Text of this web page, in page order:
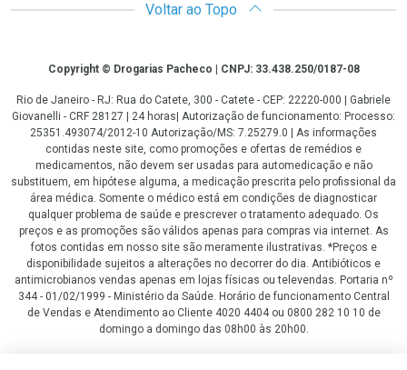
Voltar ao Topo
CopyrightCopyright © Drogarias Pacheco | CNPJ: 33.438.250/0187-08
Rio de Janeiro - RJ: Rua do Catete, 300 - Catete - CEP: 22220-000 | Gabriele
Giovanelli - CRF 28127 | 24 horas| Autorização de funcionamento: Processo:
25351.493074/2012-10 Autorização/MS: 7.25279.0 | As informações
contidas neste site, como promoções e ofertas de remédios e
medicamentos, não devem ser usadas para automedicação e não
substituem, em hipótese alguma, a medicação prescrita pelo profissional da
área médica. Somente o médico está em condições de diagnosticar
qualquer problema de saúde e prescrever o tratamento adequado. Os
preços e as promoções são válidos apenas para compras via internet. As
fotos contidas em nosso site são meramente ilustrativas. *Preços e
disponibilidade sujeitos a alterações no decorrer do dia. Antibióticos e
antimicrobianos vendas apenas em lojas físicas ou televendas. Portaria nº
344 - 01/02/1999 - Ministério da Saúde. Horário de funcionamento Central
de Vendas e Atendimento ao Cliente 4020 4404 ou 0800 282 10 10 de
domingo a domingo das 08h00 às 20h00.